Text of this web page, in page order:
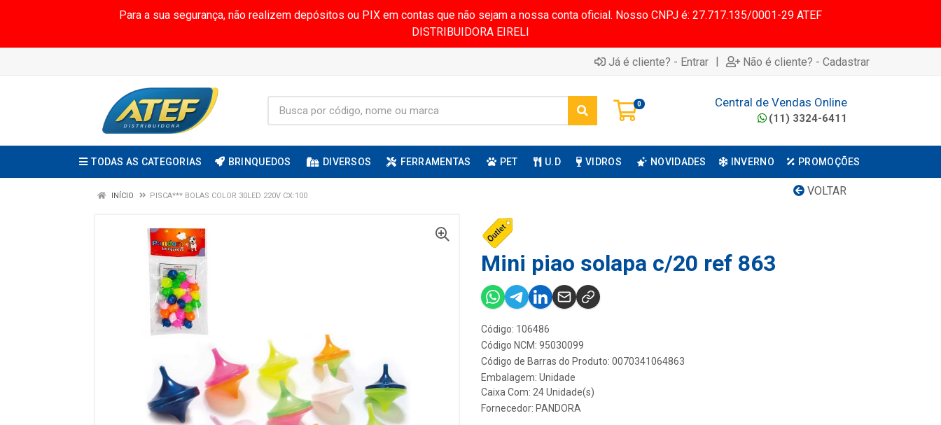
Para a sua segurança, não realizem depósitos ou PIX em contas que não sejam a nossa conta oficial. Nosso CNPJ é: 27.717.135/0001-29 ATEF
DISTRIBUIDORA EIRELI
Já é cliente? - Entrar | Não é cliente? - Cadastrar
0 Central de Vendas Online
(11) 3324-6411
TODAS AS CATEGORIAS BRINQUEDOS DIVERSOS FERRAMENTAS PET U.D VIDROS NOVIDADES INVERNO PROMOÇÕES
VOLTAR
INÍCIO PISCA*** BOLAS COLOR 30LED 220V CX:100
Mini piao solapa c/20 ref 863
Código: 106486
Código NCM: 95030099
Código de Barras do Produto: 0070341064863
Embalagem: Unidade
Caixa Com: 24 Unidade(s)
Fornecedor: PANDORA